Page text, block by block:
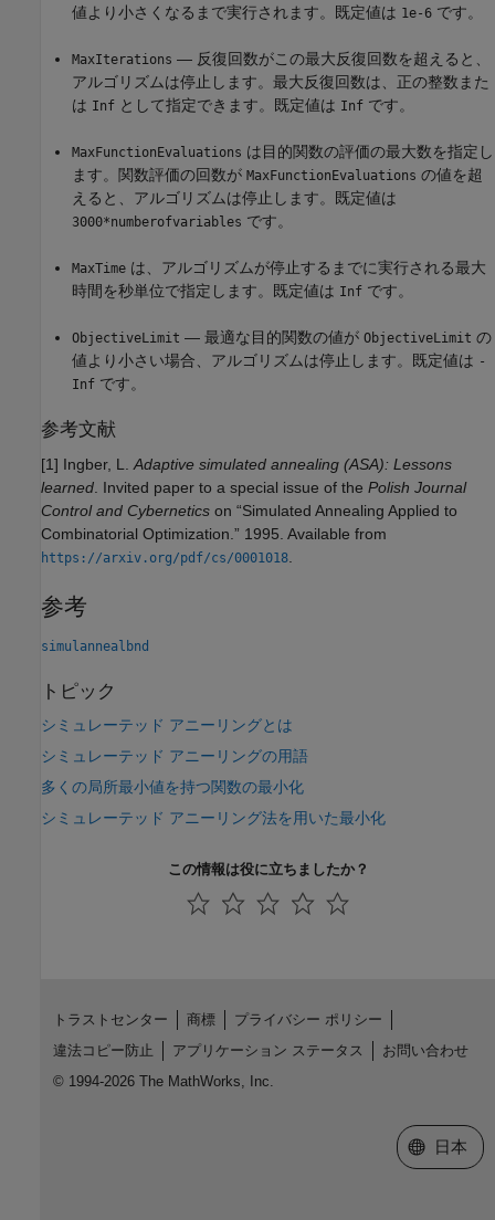
値より小さくなるまで実行されます。既定値は 1e-6 です。
MaxIterations — 反復回数がこの最大反復回数を超えると、
アルゴリズムは停止します。最大反復回数は、正の整数また
は Inf として指定できます。既定値は Inf です。
MaxFunctionEvaluations は目的関数の評価の最大数を指定し
ます。関数評価の回数が MaxFunctionEvaluations の値を超
えると、アルゴリズムは停止します。既定値は
3000*numberofvariables です。
MaxTime は、アルゴリズムが停止するまでに実行される最大
時間を秒単位で指定します。既定値は Inf です。
ObjectiveLimit — 最適な目的関数の値が ObjectiveLimit の
値より小さい場合、アルゴリズムは停止します。既定値は -
Inf です。
参考文献
[1] Ingber, L. Adaptive simulated annealing (ASA): Lessons
learned . Invited paper to a special issue of the Polish Journal
Control and Cybernetics on “Simulated Annealing Applied to
Combinatorial Optimization.” 1995. Available from
https://arxiv.org/pdf/cs/0001018
参考
simulannealbnd
トピック
シミュレーテッド アニーリングとは
シミュレーテッド アニーリングの用語
多くの局所最小値を持つ関数の最小化
シミュレーテッド アニーリング法を用いた最小化
この情報は役に立ちましたか？
トラストセンター 商標
プライバシー ポリシー
違法コピー防止
アプリケーション ステータス
お問い合わせ
© 1994-2026 The MathWorks, Inc.
Web サイ
日本